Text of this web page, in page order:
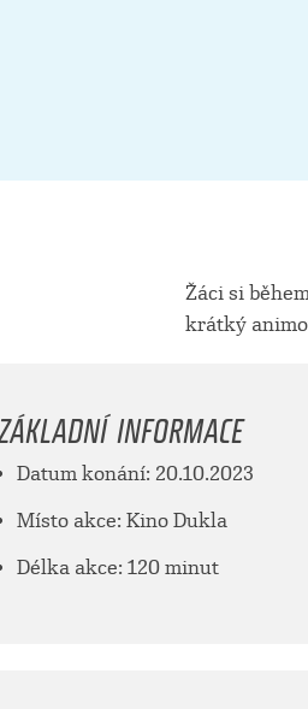
Žáci si
krátký
INFORMACE
Datum konání: 20.10.2023
Místo akce: Kino Dukla
Délka akce: 120 minut